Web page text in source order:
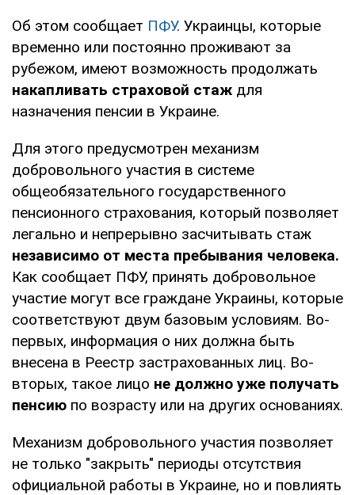
Об этом сообщает ПФУ. Украинцы, которые
временно или постоянно проживают за
рубежом, имеют возможность продолжать
накапливать страховой стаж для
назначения пенсии в Украине.
Для этого предусмотрен механизм
добровольного участия в системе
общеобязательного государственного
пенсионного страхования, который позволяет
легально и непрерывно засчитывать стаж
независимо от места пребывания человека.
Как сообщает ПФУ, принять добровольное
участие могут все граждане Украины, которые
соответствуют двум базовым условиям. Во-
первых, информация о них должна быть
внесена в Реестр застрахованных лиц. Во-
вторых, такое лицо не должно уже получать
пенсию по возрасту или на других основаниях.
Механизм добровольного участия позволяет
не только "закрыть" периоды отсутствия
официальной работы в Украине, но и повлиять